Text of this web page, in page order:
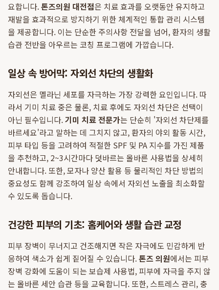
요합니다.톤즈의원 대전점은 치료 효과를 오랫동안 유지하고
재발을 효과적으로 방지하기 위한 체계적인 통합 관리 시스템
을 제공합니다. 이는 단순한 주의사항 전달을 넘어, 환자의 생활
습관 전반을 아우르는 코칭 프로그램에 가깝습니다.
일상 속 방어막: 자외선 차단의 생활화
자외선은 멜라닌 세포를 자극하는 가장 강력한 요인입니다. 따
라서 기미 치료 중은 물론, 치료 후에도 자외선 차단은 선택이
아닌 필수입니다.기미 치료 전문가는 단순히 '자외선 차단제를
바르세요'라고 말하는 데 그치지 않고, 환자의 야외 활동 시간,
피부 타입 등을 고려하여 적절한 SPF 및 PA 지수를 가진 제품
을 추천하고, 2~3시간마다 덧바르는 올바른 사용법을 상세히
안내합니다. 또한, 모자나 양산 활용 등 물리적인 차단 방법의
중요성도 함께 강조하여 일상 속에서 자외선 노출을 최소화할
수 있도록 돕습니다.
건강한 피부의 기초: 홈케어와 생활 습관 교정
피부 장벽이 무너지고 건조해지면 작은 자극에도 민감하게 반
응하여 색소가 쉽게 짙어질 수 있습니다.톤즈 의원에서는 피부
장벽 강화에 도움이 되는 보습제 사용법, 피부에 자극을 주지 않
는 올바른 세안 습관 등을 교육합니다. 또한, 스트레스 관리, 충